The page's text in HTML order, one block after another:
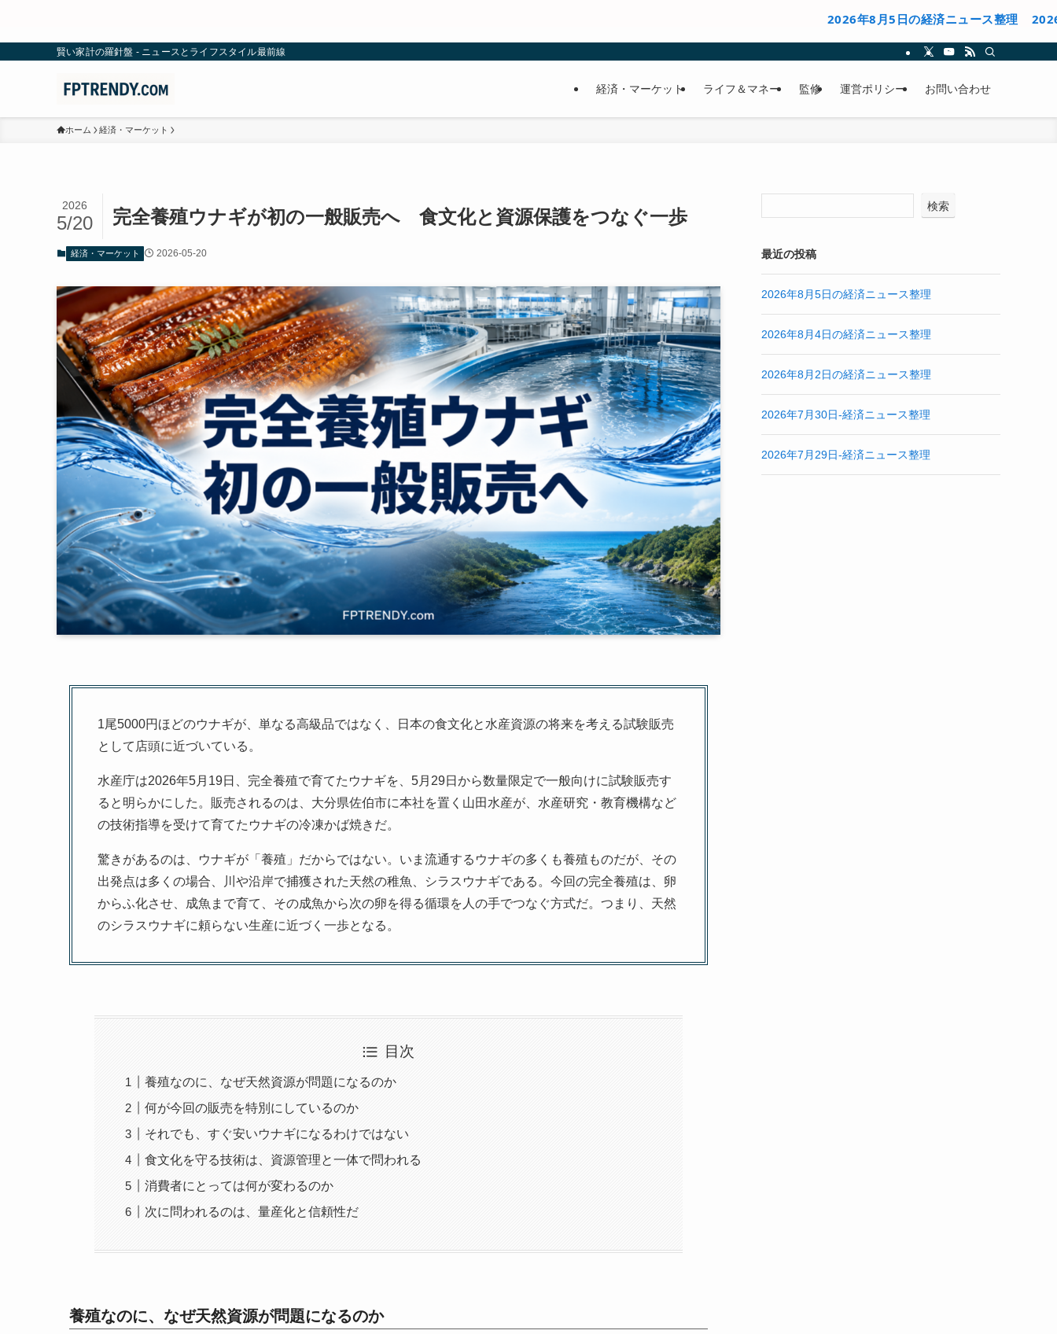
2026年8月5日の経済ニュース整理 2026年8月4
賢い家計の羅針盤 - ニュースとライフスタイル最前線
経済・マーケット ライフ＆マネー 監修 運営ポリシー お問い合わせ
ホーム 経済・マーケット
完全養殖ウナギが初の一般販売へ 食文化と資源保護をつなぐ一歩
2026
5/20
経済・マーケット 2026-05-20
1尾5000円ほどのウナギが、単なる高級品ではなく、日本の食文化と水産資源の将来を考える試験販売
として店頭に近づいている。
水産庁は2026年5月19日、完全養殖で育てたウナギを、5月29日から数量限定で一般向けに試験販売す
ると明らかにした。販売されるのは、大分県佐伯市に本社を置く山田水産が、水産研究・教育機構など
の技術指導を受けて育てたウナギの冷凍かば焼きだ。
驚きがあるのは、ウナギが「養殖」だからではない。いま流通するウナギの多くも養殖ものだが、その
出発点は多くの場合、川や沿岸で捕獲された天然の稚魚、シラスウナギである。今回の完全養殖は、卵
からふ化させ、成魚まで育て、その成魚から次の卵を得る循環を人の手でつなぐ方式だ。つまり、天然
のシラスウナギに頼らない生産に近づく一歩となる。
目次
養殖なのに、なぜ天然資源が問題になるのか
何が今回の販売を特別にしているのか
それでも、すぐ安いウナギになるわけではない
食文化を守る技術は、資源管理と一体で問われる
消費者にとっては何が変わるのか
次に問われるのは、量産化と信頼性だ
養殖なのに、なぜ天然資源が問題になるのか
検索
最近の投稿
2026年8月5日の経済ニュース整理
2026年8月4日の経済ニュース整理
2026年8月2日の経済ニュース整理
2026年7月30日-経済ニュース整理
2026年7月29日-経済ニュース整理